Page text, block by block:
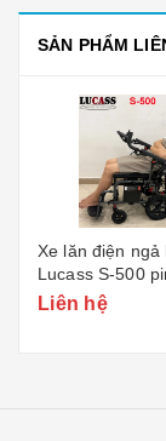
SẢN PHẨM
điện ngả lưng
S-500 pin lithium,
tự động